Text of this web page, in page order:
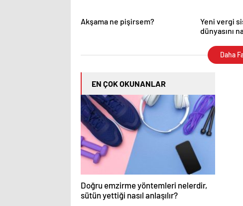
Akşama ne pişirsem?
Yeni vergi
dünyasını
Daha
EN ÇOK OKUNANLAR
Doğru emzirme yöntemleri nelerdir,
sütün yettiği nasıl anlaşılır?